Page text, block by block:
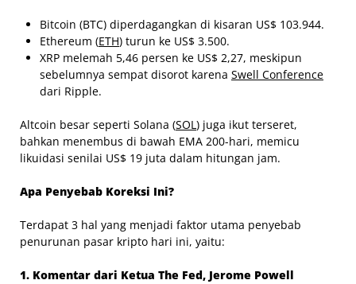
Bitcoin (BTC) diperdagangkan di kisaran US$ 103.944.
Ethereum (ETH) turun ke US$ 3.500.
XRP melemah 5,46 persen ke US$ 2,27, meskipun
sebelumnya sempat disorot karena Swell Conference
dari Ripple.
Altcoin besar seperti Solana (SOL) juga ikut terseret,
bahkan menembus di bawah EMA 200-hari, memicu
likuidasi senilai US$ 19 juta dalam hitungan jam.
Apa Penyebab Koreksi Ini?
Terdapat 3 hal yang menjadi faktor utama penyebab
penurunan pasar kripto hari ini, yaitu:
1. Komentar dari Ketua The Fed, Jerome Powell